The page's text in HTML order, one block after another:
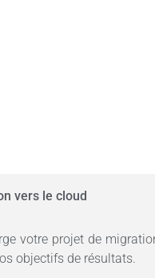
vers le cloud
votre projet de
objectifs de résultats.